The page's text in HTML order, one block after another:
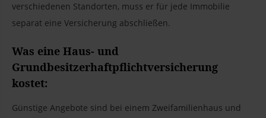
verschiedenen Standorten, muss er für jede Immobilie
separat eine Versicherung abschließen.
Was eine Haus- und
Grundbesitzerhaftpflichtversicherung
kostet:
Günstige Angebote sind bei einem Zweifamilienhaus und